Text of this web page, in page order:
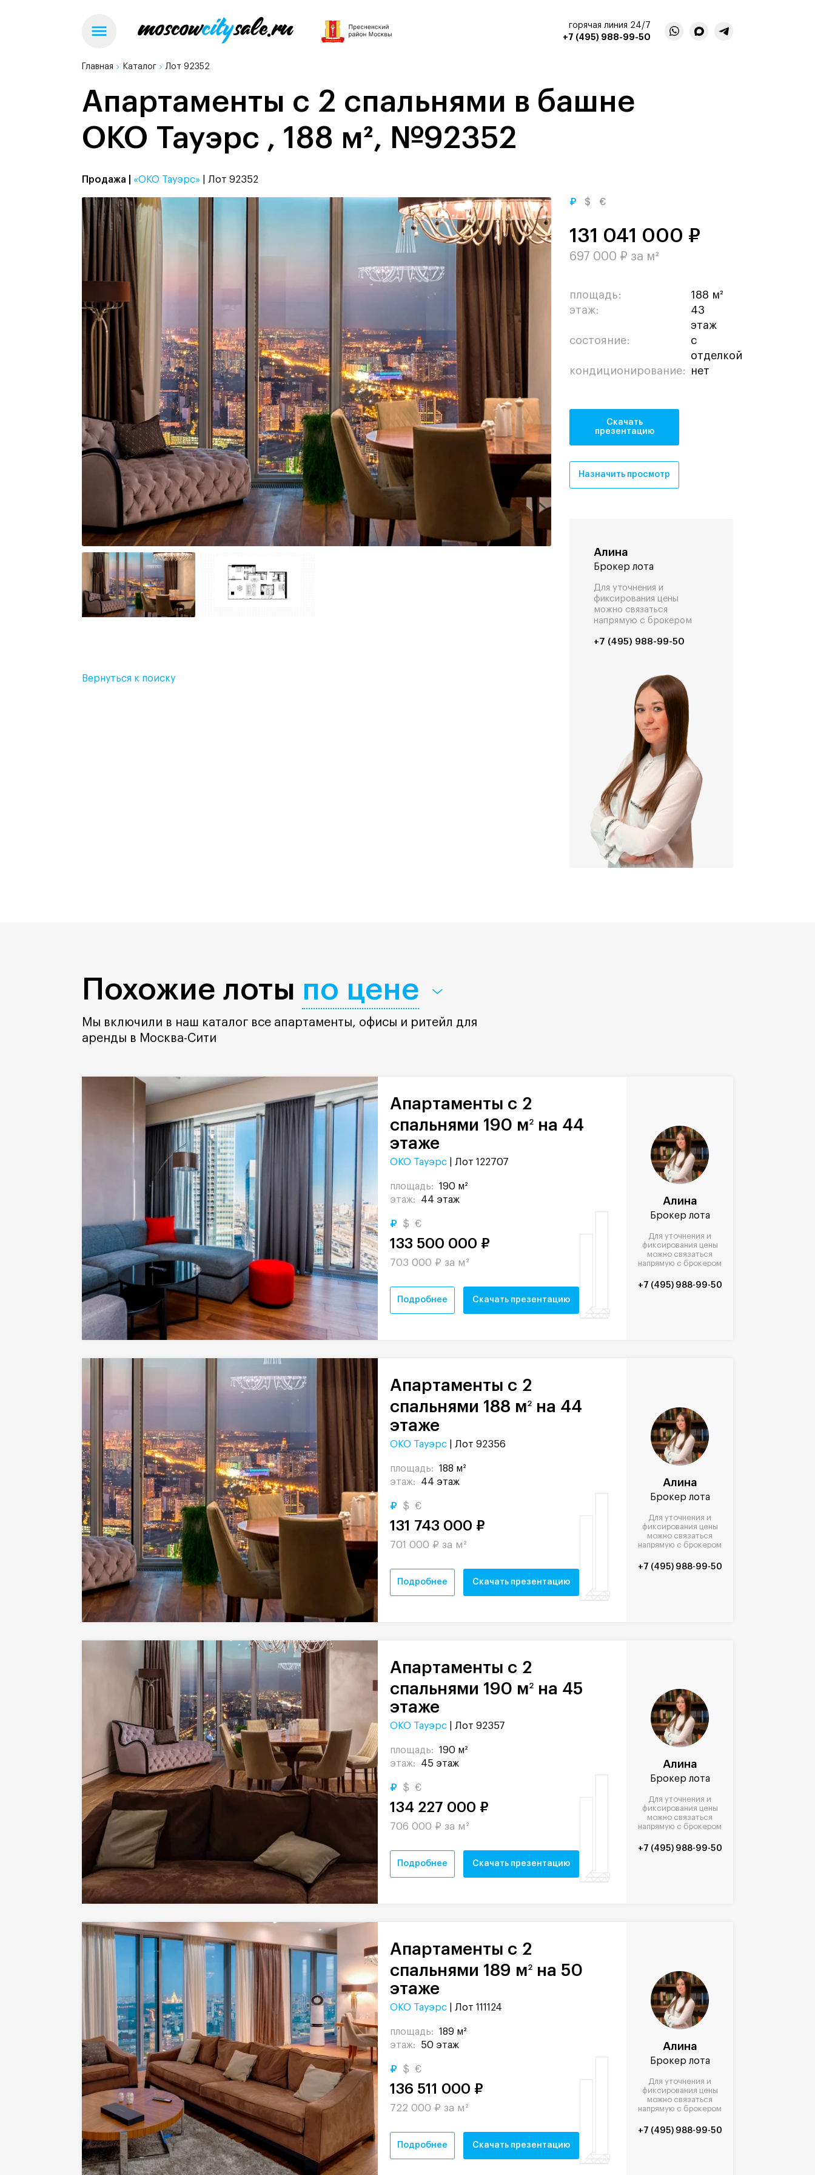
горячая линия 24/7
+7 (495) 988-99-50
Главная Каталог Лот 92352
Апартаменты с 2 спальнями в башне
ОКО Тауэрс , 188 м², №92352
Продажа | «ОКО Тауэрс» | Лот 92352
Вернуться к поиску
₽ $ €
131 041 000 ₽
697 000 ₽ за м²
площадь:
188 м²
этаж:
43
этаж
состояние:
с
отделкой
кондиционирование:
нет
Скачать
презентацию
Назначить просмотр
Алина
Брокер лота
Для уточнения и
фиксирования цены
можно связаться
напрямую с брокером
+7 (495) 988-99-50
Похожие лоты по цене
Мы включили в наш каталог все апартаменты, офисы и ритейл для
аренды в Москва-Сити
Апартаменты с 2
спальнями 190 м2
на 44
этаже
ОКО Тауэрс | Лот 122707
площадь:
190 м²
этаж:
44 этаж
₽ $ €
133 500 000 ₽
703 000 ₽ за м²
Подробнее Скачать презентацию
Алина
Брокер лота
Для уточнения и
фиксирования цены
можно связаться
напрямую с брокером
+7 (495) 988-99-50
Апартаменты с 2
спальнями 188 м2
на 44
этаже
ОКО Тауэрс | Лот 92356
площадь:
188 м²
этаж:
44 этаж
₽ $ €
131 743 000 ₽
701 000 ₽ за м²
Подробнее Скачать презентацию
Алина
Брокер лота
Для уточнения и
фиксирования цены
можно связаться
напрямую с брокером
+7 (495) 988-99-50
Апартаменты с 2
спальнями 190 м2
на 45
этаже
ОКО Тауэрс | Лот 92357
площадь:
190 м²
этаж:
45 этаж
₽ $ €
134 227 000 ₽
706 000 ₽ за м²
Подробнее Скачать презентацию
Алина
Брокер лота
Для уточнения и
фиксирования цены
можно связаться
напрямую с брокером
+7 (495) 988-99-50
Апартаменты с 2
спальнями 189 м2
на 50
этаже
ОКО Тауэрс | Лот 111124
площадь:
189 м²
этаж:
50 этаж
₽ $ €
136 511 000 ₽
722 000 ₽ за м²
Подробнее Скачать презентацию
Алина
Брокер лота
Для уточнения и
фиксирования цены
можно связаться
напрямую с брокером
+7 (495) 988-99-50